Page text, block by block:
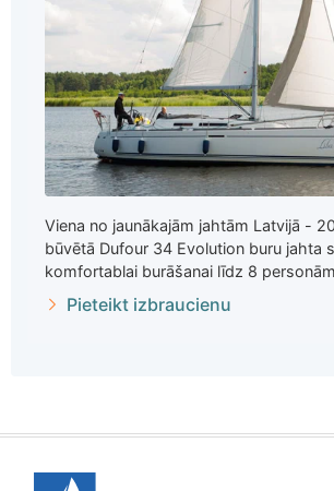
Viena no jaunākajām jahtām Latvijā -
būvētā Dufour 34 Evolution buru jahta
komfortablai burāšanai līdz 8
Pieteikt izbraucienu